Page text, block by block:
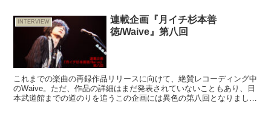
INTERVIEW
連載企画『月イチ杉本善
徳/Waive』第八回
これまでの楽曲の再録作品リリースに向けて、絶賛レコーディング中
のWaive。ただ、作品の詳細はまだ発表されていないこともあり、日
本武道館までの道のりを追うこの企画には異色の第八回となりまし